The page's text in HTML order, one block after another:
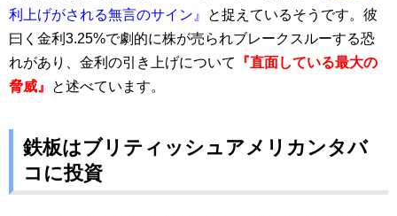
利上げがされる無言のサイン』
と捉えているそうです。彼
曰く金利3.25%で劇的に株が売られブレークスルーする恐
れがあり、金利の引き上げについて
『直面している最大の
脅威』
と述べています。
鉄板はブリティッシュアメリカンタバ
コに投資